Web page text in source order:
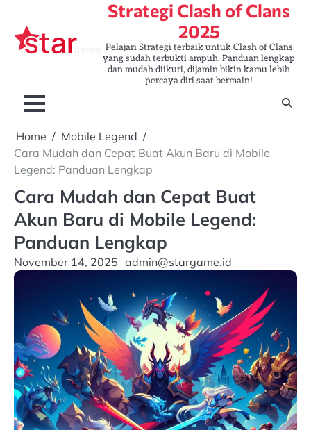
content
Strategi Clash of Clans
2025
Pelajari Strategi terbaik untuk Clash of Clans
yang sudah terbukti ampuh. Panduan lengkap
dan mudah diikuti, dijamin bikin kamu lebih
percaya diri saat bermain!
Home
Mobile Legend
Cara Mudah dan Cepat Buat Akun Baru di Mobile
Legend: Panduan Lengkap
Cara Mudah dan Cepat Buat
Akun Baru di Mobile Legend:
Panduan Lengkap
November 14, 2025 admin@stargame.id